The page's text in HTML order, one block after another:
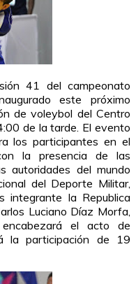
41 del campeonato
este próximo
de voleybol del Centro
de la tarde. El evento
los participantes en el
la presencia de las
autoridades del mundo
del Deporte Militar,
la Republica
Luciano Díaz Morfa,
el acto de
la participación de 19